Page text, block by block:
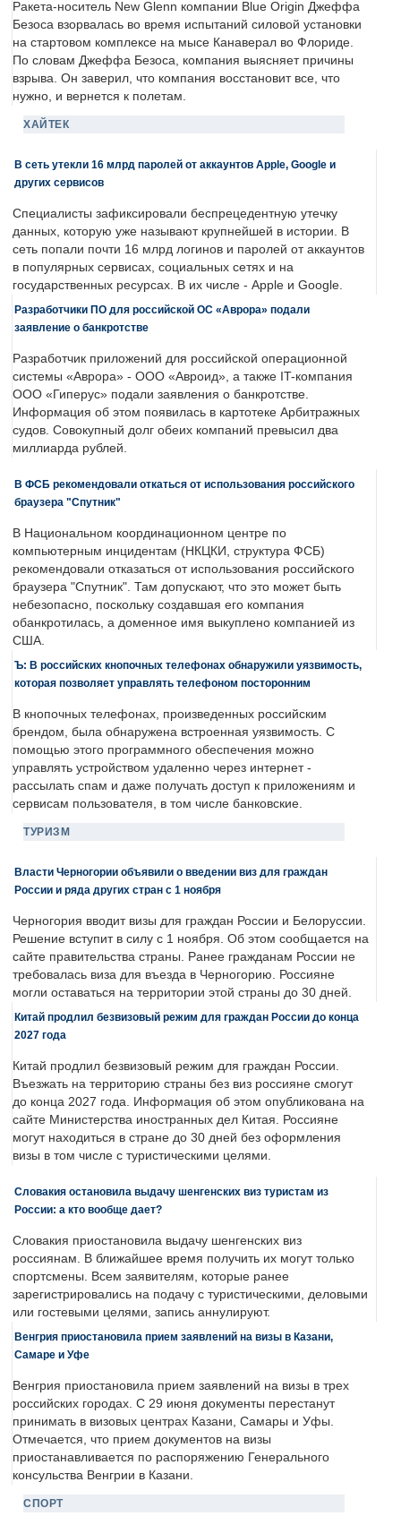
Ракета-носитель New Glenn компании Blue Origin Джеффа
Безоса взорвалась во время испытаний силовой установки
на стартовом комплексе на мысе Канаверал во Флориде.
По словам Джеффа Безоса, компания выясняет причины
взрыва. Он заверил, что компания восстановит все, что
нужно, и вернется к полетам.
ХАЙТЕК
В сеть утекли 16 млрд паролей от аккаунтов Apple, Google и
других сервисов
Специалисты зафиксировали беспрецедентную утечку
данных, которую уже называют крупнейшей в истории. В
сеть попали почти 16 млрд логинов и паролей от аккаунтов
в популярных сервисах, социальных сетях и на
государственных ресурсах. В их числе - Apple и Google.
Разработчики ПО для российской ОС «Аврора» подали
заявление о банкротстве
Разработчик приложений для российской операционной
системы «Аврора» - ООО «Авроид», а также IT-компания
ООО «Гиперус» подали заявления о банкротстве.
Информация об этом появилась в картотеке Арбитражных
судов. Совокупный долг обеих компаний превысил два
миллиарда рублей.
В ФСБ рекомендовали откаться от использования российского
браузера "Спутник"
В Национальном координационном центре по
компьютерным инцидентам (НКЦКИ, структура ФСБ)
рекомендовали отказаться от использования российского
браузера "Спутник". Там допускают, что это может быть
небезопасно, поскольку создавшая его компания
обанкротилась, а доменное имя выкуплено компанией из
США.
Ъ: В российских кнопочных телефонах обнаружили уязвимость,
которая позволяет управлять телефоном посторонним
В кнопочных телефонах, произведенных российским
брендом, была обнаружена встроенная уязвимость. С
помощью этого программного обеспечения можно
управлять устройством удаленно через интернет -
рассылать спам и даже получать доступ к приложениям и
сервисам пользователя, в том числе банковские.
ТУРИЗМ
Власти Черногории объявили о введении виз для граждан
России и ряда других стран с 1 ноября
Черногория вводит визы для граждан России и Белоруссии.
Решение вступит в силу с 1 ноября. Об этом сообщается на
сайте правительства страны. Ранее гражданам России не
требовалась виза для въезда в Черногорию. Россияне
могли оставаться на территории этой страны до 30 дней.
Китай продлил безвизовый режим для граждан России до конца
2027 года
Китай продлил безвизовый режим для граждан России.
Въезжать на территорию страны без виз россияне смогут
до конца 2027 года. Информация об этом опубликована на
сайте Министерства иностранных дел Китая. Россияне
могут находиться в стране до 30 дней без оформления
визы в том числе с туристическими целями.
Словакия остановила выдачу шенгенских виз туристам из
России: а кто вообще дает?
Словакия приостановила выдачу шенгенских виз
россиянам. В ближайшее время получить их могут только
спортсмены. Всем заявителям, которые ранее
зарегистрировались на подачу с туристическими, деловыми
или гостевыми целями, запись аннулируют.
Венгрия приостановила прием заявлений на визы в Казани,
Самаре и Уфе
Венгрия приостановила прием заявлений на визы в трех
российских городах. С 29 июня документы перестанут
принимать в визовых центрах Казани, Самары и Уфы.
Отмечается, что прием документов на визы
приостанавливается по распоряжению Генерального
консульства Венгрии в Казани.
СПОРТ